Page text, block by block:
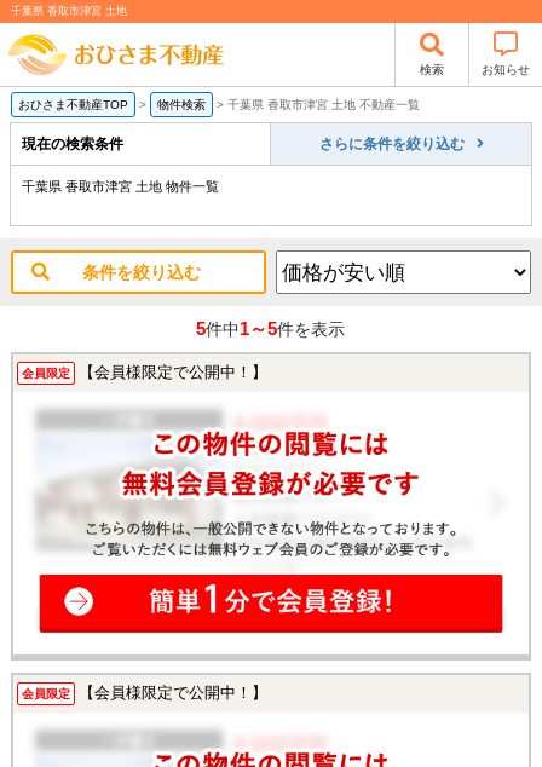
千葉県 香取市津宮 土地
検索 お知らせ
おひさま不動産TOP > 物件検索 > 千葉県 香取市津宮 土地 不動産一覧
現在の検索条件 さらに条件を絞り込む
千葉県 香取市津宮 土地 物件一覧
条件を絞り込む
5件中1～5件を表示
会員限定 【会員様限定で公開中！】
会員限定 【会員様限定で公開中！】